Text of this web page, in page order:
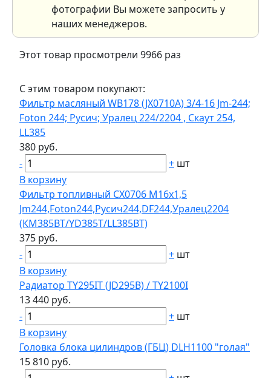
фотографии Вы можете запросить у
наших менеджеров.
Этот товар просмотрели 9966 раз
С этим товаром покупают:
Фильтр масляный WB178 (JX0710А) 3/4-16 Jm-244;
Foton 244; Русич; Уралец 224/2204 , Скаут 254,
LL385
380 руб.
-
+ шт
В корзину
Фильтр топливный CX0706 М16х1,5
Jm244,Foton244,Русич244,DF244,Уралец2204
(КМ385BT/YD385T/LL385BT)
375 руб.
-
+ шт
В корзину
Радиатор TY295IT (JD295В) / TY2100I
13 440 руб.
-
+ шт
В корзину
Головка блока цилиндров (ГБЦ) DLH1100 "голая"
15 810 руб.